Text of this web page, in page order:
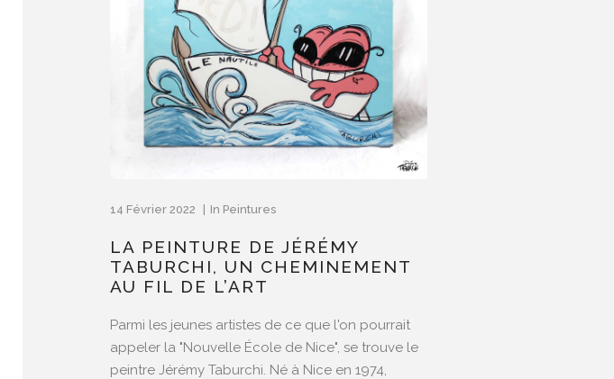
14 Février 2022 In Peintures
LA PEINTURE DE JÉRÉMY
TABURCHI, UN CHEMINEMENT
AU FIL DE L’ART
Parmi les jeunes artistes de ce que l'on pourrait
appeler la "Nouvelle École de Nice", se trouve le
peintre Jérémy Taburchi. Né à Nice en 1974,